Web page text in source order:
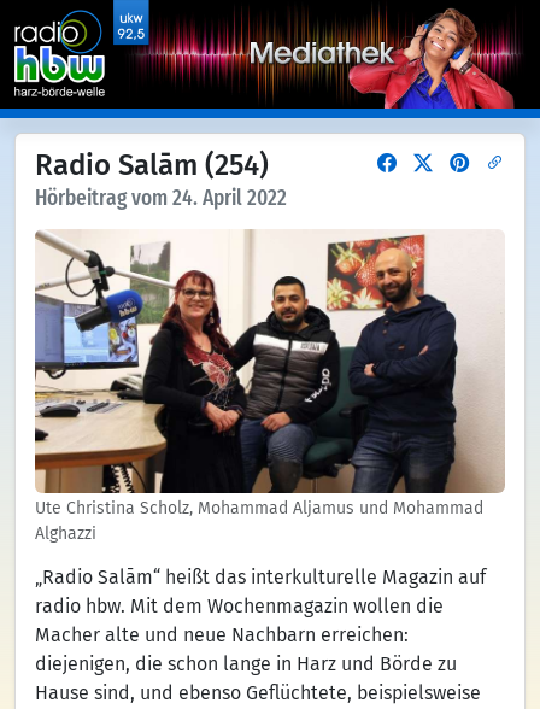
Radio Salām (254)
Hörbeitrag vom 24. April 2022
Ute Christina Scholz, Mohammad Aljamus und Mohammad
Alghazzi
„Radio Salām“ heißt das interkulturelle Magazin auf
radio hbw. Mit dem Wochenmagazin wollen die
Macher alte und neue Nachbarn erreichen:
diejenigen, die schon lange in Harz und Börde zu
Hause sind, und ebenso Geflüchtete, beispielsweise